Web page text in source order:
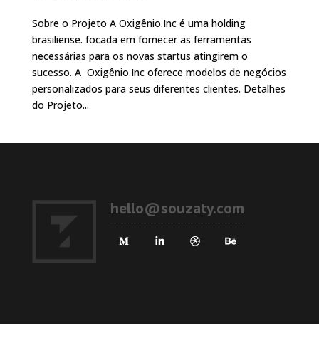
Sobre o Projeto A Oxigênio.Inc é uma holding
brasiliense. focada em fornecer as ferramentas
necessárias para os novas startus atingirem o
sucesso. A Oxigênio.Inc oferece modelos de negócios
personalizados para seus diferentes clientes. Detalhes
do Projeto...
hello@souzaty.com